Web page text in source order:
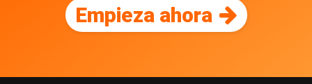
Empieza ahora